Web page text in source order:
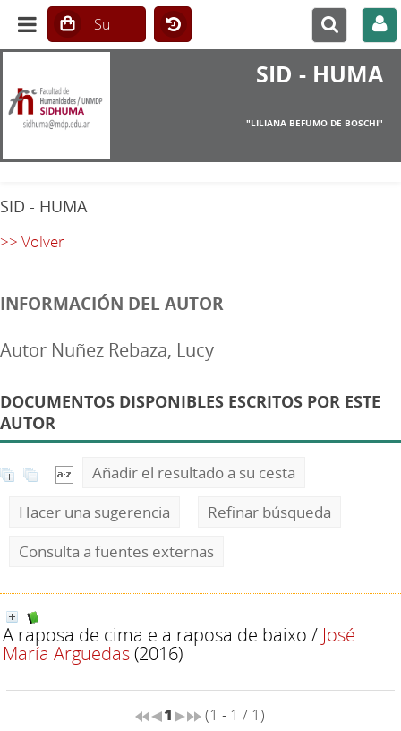
SID - HUMA
"LILIANA BEFUMO DE BOSCHI"
SID - HUMA
>> Volver
INFORMACIÓN DEL AUTOR
Autor Nuñez Rebaza, Lucy
DOCUMENTOS DISPONIBLES ESCRITOS POR ESTE
AUTOR
Añadir el resultado a su cesta
Hacer una sugerencia
Refinar búsqueda
Consulta a fuentes externas
A raposa de cima e a raposa de baixo / José
María Arguedas(2016)
1 (1 - 1 / 1)